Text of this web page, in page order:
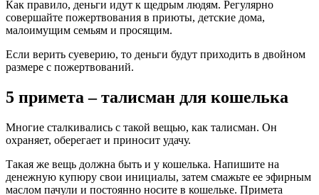
Как правило, деньги идут к щедрым людям. Регулярно
совершайте пожертвования в приюты, детские дома,
малоимущим семьям и просящим.
Если верить суеверию, то деньги будут приходить в двойном
размере с пожертвований.
5 примета – талисман для кошелька
Многие сталкивались с такой вещью, как талисман. Он
охраняет, оберегает и приносит удачу.
Такая же вещь должна быть и у кошелька. Напишите на
денежную купюру свои инициалы, затем смажьте ее эфирным
маслом пачули и постоянно носите в кошельке. Примета